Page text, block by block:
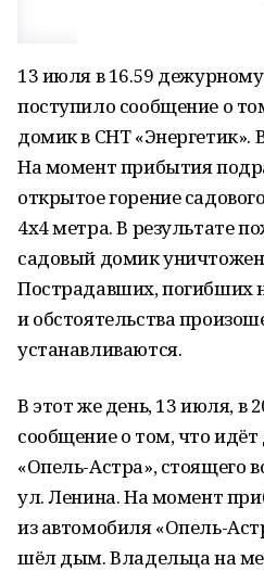
13 июля в 16.59
поступило сообщение о
домик в СНТ «Энергетик».
На момент прибытия
открытое горение
4х4 метра. В результате
садовый домик
Пострадавших, погибших
и обстоятельства
устанавливаются.
В этот же день, 13 июля, в
сообщение о том, что
«Опель-Астра», стоящего
ул. Ленина. На момент
из автомобиля «Опель-
шёл дым. Владельца на